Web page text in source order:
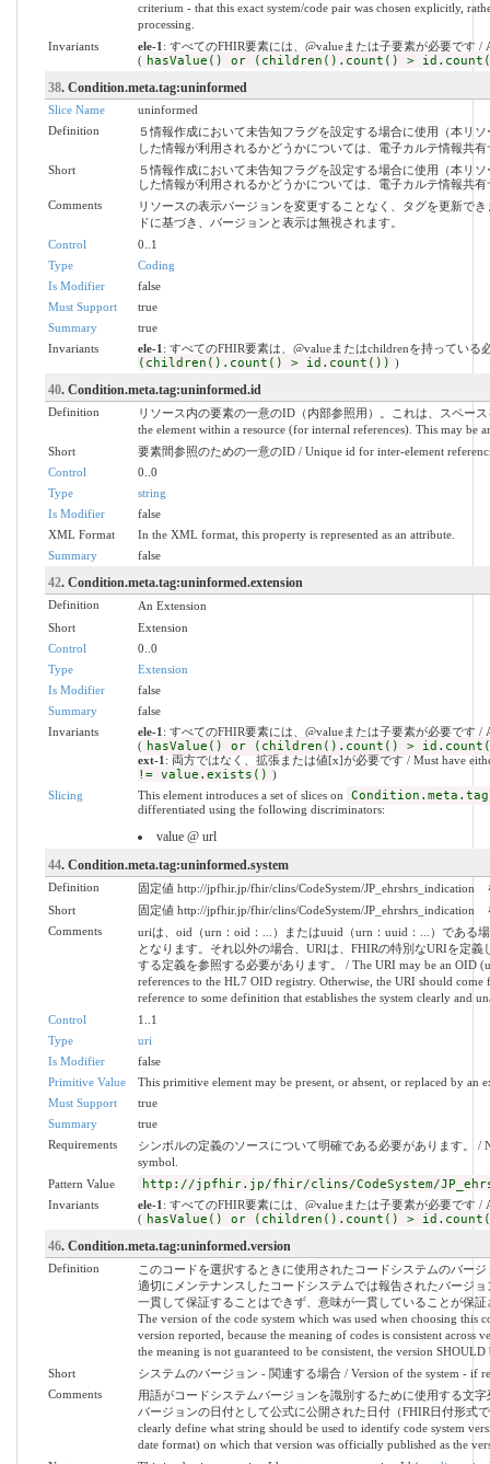
criterium - that this exact system/code pair was chosen explicitly,
processing.
Invariants
ele-1 : すべてのFHIR要素には、@valueまたは子要素が必要です /
( hasValue() or (children().count() >
38. Condition.meta.tag:uninformed
Slice Name
uninformed
Definition
５情報作成において未告知フラグを設定する場合に使用（本リ
した情報が利用されるかどうかについては、電子カルテ情報共
Short
５情報作成において未告知フラグを設定する場合に使用（本リ
した情報が利用されるかどうかについては、電子カルテ情報共
Comments
リソースの表示バージョンを変更することなく、タグを更新で
ドに基づき、バージョンと表示は無視されます。
Control
0..1
Type
Coding
Is Modifier
false
Must Support
true
Summary
true
Invariants
ele-1 : すべてのFHIR要素は、@valueまたはchildrenを持っている
(children().count() > id.count()) )
40. Condition.meta.tag:uninformed.id
Definition
リソース内の要素の一意のID（内部参照用）。これは、スペー
the element within a resource (for internal references). This may be
Short
要素間参照のための一意のID / Unique id for inter-element
Control
0..0
Type
string
Is Modifier
false
XML Format
In the XML format, this property is represented as an attribute.
Summary
false
42. Condition.meta.tag:uninformed.extension
Definition
An Extension
Short
Extension
Control
0..0
Type
Extension
Is Modifier
false
Summary
false
Invariants
ele-1 : すべてのFHIR要素には、@valueまたは子要素が必要です /
( hasValue() or (children().count() >
ext-1 : 両方ではなく、拡張または値[x]が必要です / Must have
!= value.exists() )
Slicing
This element introduces a set of slices on
differentiated using the following discriminators:
value @ url
44. Condition.meta.tag:uninformed.system
Definition
固定値 http://jpfhir.jp/fhir/clins/CodeSystem/JP_ehrshrs_indication
Short
固定値 http://jpfhir.jp/fhir/clins/CodeSystem/JP_ehrshrs_indication
Comments
uriは、oid（urn：oid：...）またはuuid（urn：uuid：...）である
となります。それ以外の場合、URIは、FHIRの特別なURIを定
する定義を参照する必要があります。 / The URI may be an OID
references to the HL7 OID registry. Otherwise, the URI should
reference to some definition that establishes the system clearly and
Control
1..1
Type
uri
Is Modifier
false
Primitive Value
This primitive element may be present, or absent, or replaced by an
Must Support
true
Summary
true
Requirements
シンボルの定義のソースについて明確である必要があります。 /
symbol.
Pattern Value
http://jpfhir.jp/fhir/clins/CodeSystem/
Invariants ele-1 : すべてのFHIR要素には、@valueまたは子要素が必要です /
( hasValue() or (children().count() >
46. Condition.meta.tag:uninformed.version
Definition
このコードを選択するときに使用されたコードシステムのバー
適切にメンテナンスしたコードシステムでは報告されたバージ
一貫して保証することはできず、意味が一貫していることが保
The version of the code system which was used when choosing this
version reported, because the meaning of codes is consistent across
the meaning is not guaranteed to be consistent, the version SHOULD
Short
システムのバージョン - 関連する場合 / Version of the system - if
Comments
用語がコードシステムバージョンを識別するために使用する文
バージョンの日付として公式に公開された日付（FHIR日付形式
clearly define what string should be used to identify code system
date format) on which that version was officially published as the